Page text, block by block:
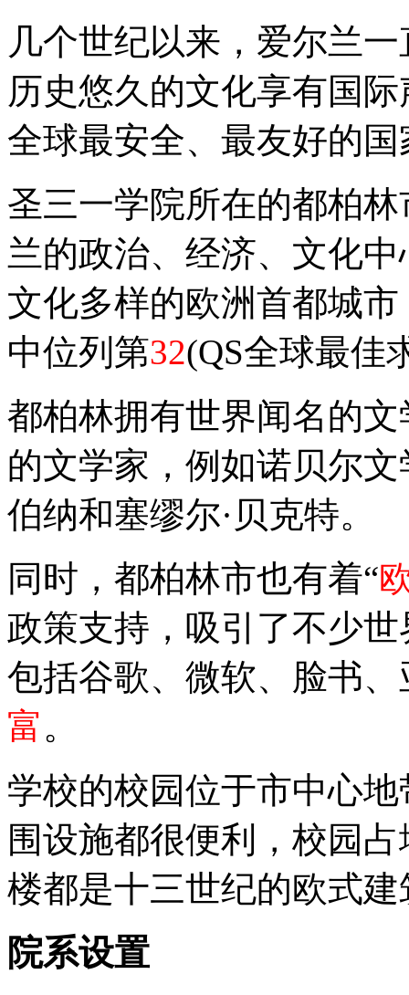
几个世纪以来，爱尔兰
历史悠久的文化享有国
全球最安全、最友好的
圣三一学院所在的都柏
兰的政治、经济、文化
文化多样的欧洲首都城市
中位列第32(QS全球最佳
都柏林拥有世界闻名的
的文学家，例如诺贝尔
伯纳和塞缪尔·贝克特。
同时，都柏林市也有着“
政策支持，吸引了不少
包括谷歌、微软、脸书
富。
学校的校园位于市中心
围设施都很便利，校园
楼都是十三世纪的欧式
院系设置